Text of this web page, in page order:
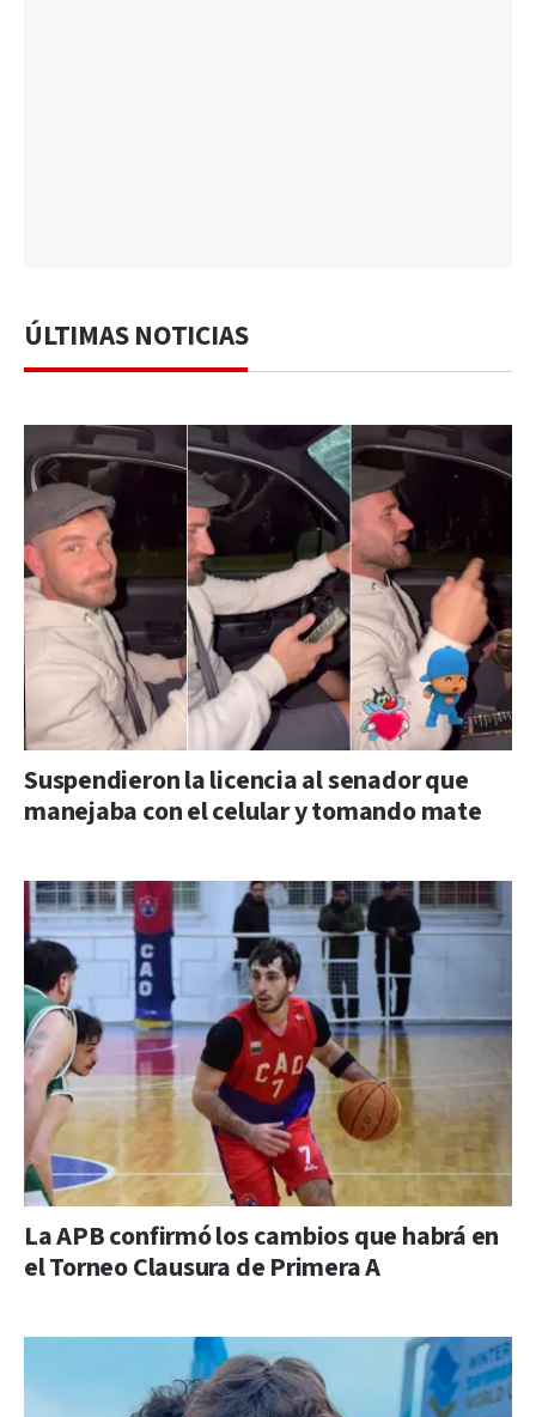
ÚLTIMAS NOTICIAS
Suspendieron la licencia al senador que
manejaba con el celular y tomando mate
La APB confirmó los cambios que habrá en
el Torneo Clausura de Primera A